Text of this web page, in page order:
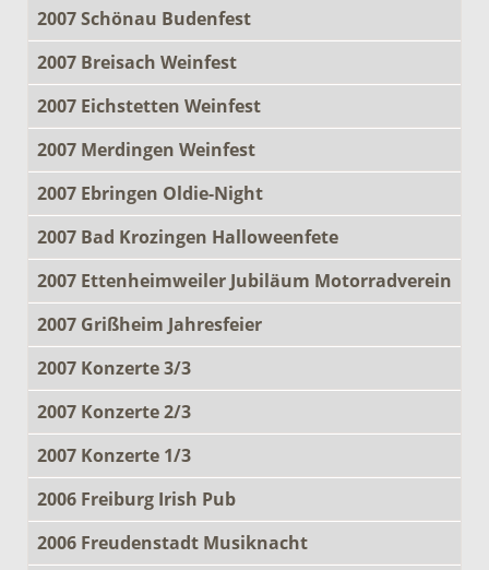
2007 Schönau Budenfest
2007 Breisach Weinfest
2007 Eichstetten Weinfest
2007 Merdingen Weinfest
2007 Ebringen Oldie-Night
2007 Bad Krozingen Halloweenfete
2007 Ettenheimweiler Jubiläum Motorradverein
2007 Grißheim Jahresfeier
2007 Konzerte 3/3
2007 Konzerte 2/3
2007 Konzerte 1/3
2006 Freiburg Irish Pub
2006 Freudenstadt Musiknacht